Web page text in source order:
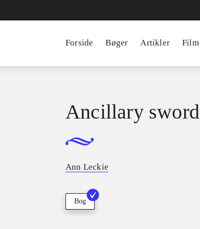
Forside Bøger Artikler Film
Ancillary sword
Ann Leckie
Bog